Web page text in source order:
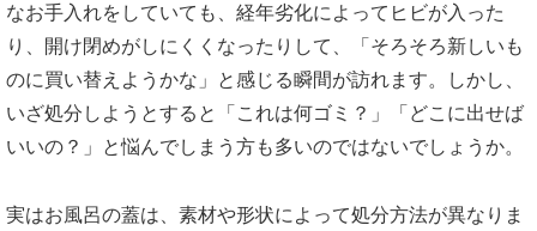
なお手入れをしていても、経年劣化によってヒビが入った
り、開け閉めがしにくくなったりして、「そろそろ新しいも
のに買い替えようかな」と感じる瞬間が訪れます。しかし、
いざ処分しようとすると「これは何ゴミ？」「どこに出せば
いいの？」と悩んでしまう方も多いのではないでしょうか。
実はお風呂の蓋は、素材や形状によって処分方法が異なりま